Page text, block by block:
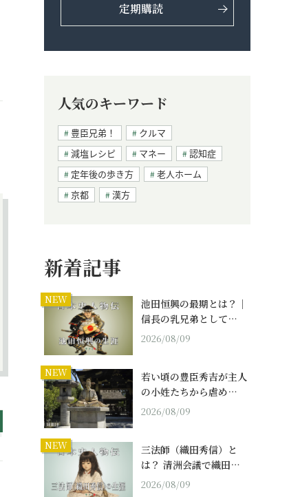
定期購読
人気のキーワード
豊臣兄弟！
クルマ
減塩レシピ
マネー
認知症
定年後の歩き方
老人ホーム
京都
漢方
新着記事
NEW
池田恒興の最期とは？｜
信長の乳兄弟として…
2026/08/09
NEW
若い頃の豊臣秀吉が主人
の小姓たちから虐め…
2026/08/09
NEW
三法師（織田秀信）と
は？ 清洲会議で織田…
2026/08/09